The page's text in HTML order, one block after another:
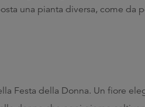
una pianta diversa, come da
Festa della Donna. Un fiore